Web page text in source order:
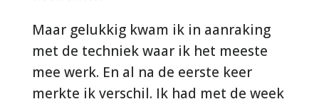
Maar gelukkig kwam ik in aanraking
met de techniek waar ik het meeste
mee werk. En al na de eerste keer
merkte ik verschil. Ik had met de week